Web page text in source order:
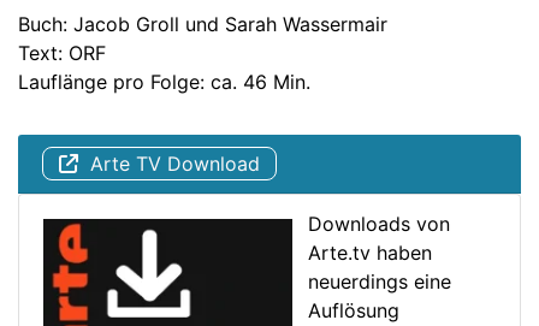
Buch: Jacob Groll und Sarah Wassermair
Text: ORF
Lauflänge pro Folge: ca. 46 Min.
Arte TV Download
Downloads von
Arte.tv haben
neuerdings eine
Auflösung